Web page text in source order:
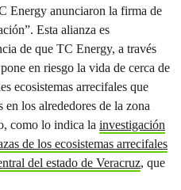
Energy anunciaron la firma de
Esta alianza es
de que TC Energy, a través
en riesgo la vida de cerca de
ecosistemas arrecifales que
los alrededores de la zona
como lo indica la investigación
de los ecosistemas arrecifales
del estado de Veracruz, que